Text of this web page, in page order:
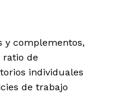
y complementos,
ratio de
individuales
de trabajo